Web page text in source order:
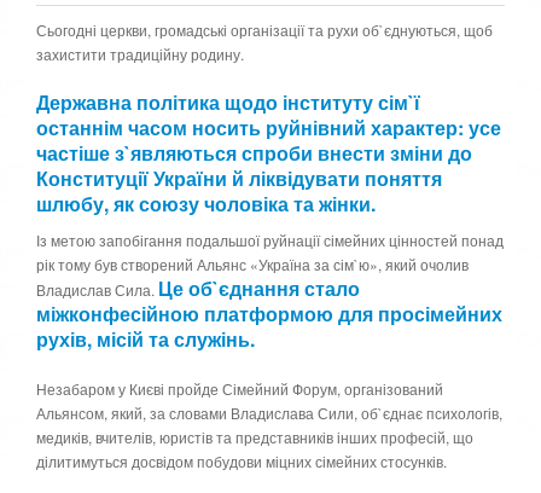
Сьогодні церкви, громадські організації та рухи об`єднуються, щоб
захистити традиційну родину.
Державна політика щодо інституту сім`ї
останнім часом носить руйнівний характер: усе
частіше з`являються спроби внести зміни до
Конституції України й ліквідувати поняття
шлюбу, як союзу чоловіка та жінки.
Із метою запобігання подальшої руйнації сімейних цінностей понад
рік тому був створений Альянс «Україна за сім`ю», який очолив
Владислав Сила. Це об`єднання стало
міжконфесійною платформою для просімейних
рухів, місій та служінь.
Незабаром у Києві пройде Сімейний Форум, організований
Альянсом, який, за словами Владислава Сили, об`єднає психологів,
медиків, вчителів, юристів та представників інших професій, що
ділитимуться досвідом побудови міцних сімейних стосунків.